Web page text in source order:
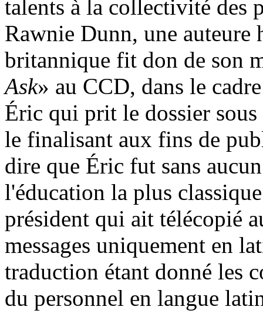
talents à la collectivité des
Rawnie Dunn, une auteure
britannique fit don de son
Ask» au CCD, dans le
Éric qui prit le dossier
le finalisant aux fins de
dire que Éric fut sans
l'éducation la plus
président qui ait télécopié
messages uniquement en
traduction étant donné les
du personnel en langue